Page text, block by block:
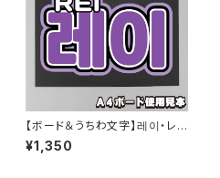
【ボード＆うちわ文字】레이・レイ
①A4 即納 【IVE】
¥1,350